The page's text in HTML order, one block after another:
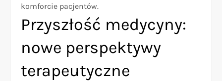
komforcie pacjentów.
Przyszłość medycyny:
nowe perspektywy
terapeutyczne